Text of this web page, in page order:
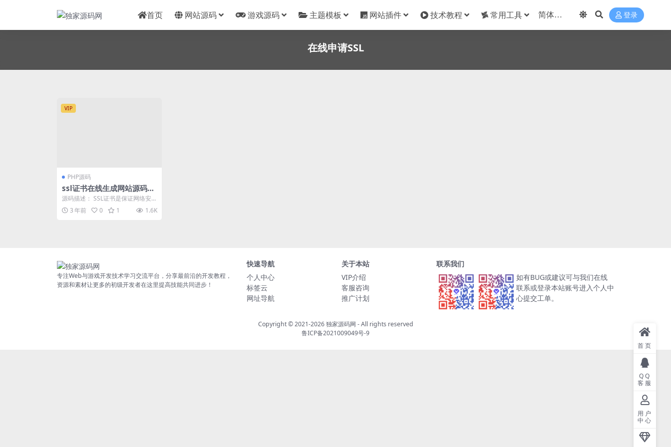
首页 网站源码 游戏源码 主题模板 网站插件 技术教程 常用工具 登录
在线申请SSL
VIP
PHP源码
ssl证书在线生成网站源码
+安装教程
源码描述： SSL证书是保证网络安
全的基本保障之一。向您介绍我们
的在线生成SSL...
3 年前 0 1 1.6K
专注Web与游戏开发技术学习交流平台，分享最前沿的开发教程，
资源和素材让更多的初级开发者在这里提高技能共同进步！
快速导航
个人中心
标签云
网址导航
关于本站
VIP介绍
客服咨询
推广计划
联系我们
如有BUG或建议可与我们在线
联系或登录本站账号进入个人中
心提交工单。
Copyright © 2021-2026独家源码网 - All rights reserved
鲁ICP备2021009049号-9
首页
QQ
客服
用户
中心